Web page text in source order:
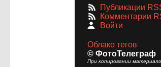
Публикации
Комментарии
Войти
Облако тегов
© ФотоТелеграф
При копировании